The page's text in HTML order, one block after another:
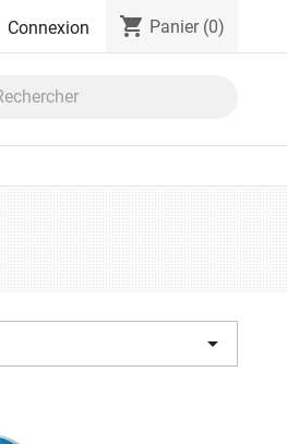
Connexion shopping_cart Panier (0)
